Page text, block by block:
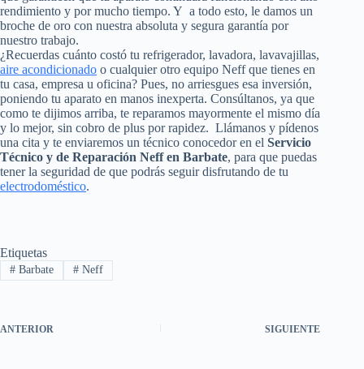
rendimiento y por mucho tiempo. Y a todo esto, le damos un
broche de oro con nuestra absoluta y segura garantía por
nuestro trabajo.
¿Recuerdas cuánto costó tu refrigerador, lavadora, lavavajillas,
aire acondicionado o cualquier otro equipo Neff que tienes en
tu casa, empresa u oficina? Pues, no arriesgues esa inversión,
poniendo tu aparato en manos inexperta. Consúltanos, ya que
como te dijimos arriba, te reparamos mayormente el mismo día
y lo mejor, sin cobro de plus por rapidez. Llámanos y pídenos
una cita y te enviaremos un técnico conocedor en el Servicio
Técnico y de Reparación Neff en Barbate, para que puedas
tener la seguridad de que podrás seguir disfrutando de tu
electrodoméstico.
Etiquetas
#Barbate #Neff
ANTERIOR SIGUIENTE